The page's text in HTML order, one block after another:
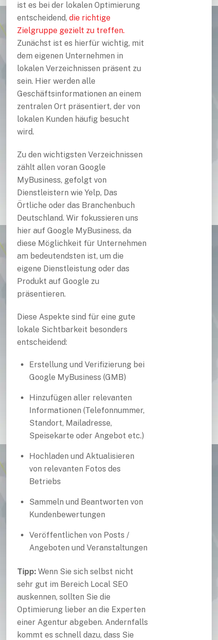
ist es bei der lokalen Optimierung
entscheidend, die richtige
Zielgruppe gezielt zu treffen.
Zunächst ist es hierfür wichtig, mit
dem eigenen Unternehmen in
lokalen Verzeichnissen präsent zu
sein. Hier werden alle
Geschäftsinformationen an einem
zentralen Ort präsentiert, der von
lokalen Kunden häufig besucht
wird.
Zu den wichtigsten Verzeichnissen
zählt allen voran Google
MyBusiness, gefolgt von
Dienstleistern wie Yelp, Das
Örtliche oder das Branchenbuch
Deutschland. Wir fokussieren uns
hier auf Google MyBusiness, da
diese Möglichkeit für Unternehmen
am bedeutendsten ist, um die
eigene Dienstleistung oder das
Produkt auf Google zu
präsentieren.
Diese Aspekte sind für eine gute
lokale Sichtbarkeit besonders
entscheidend:
Erstellung und Verifizierung bei
Google MyBusiness (GMB)
Hinzufügen aller relevanten
Informationen (Telefonnummer,
Standort, Mailadresse,
Speisekarte oder Angebot etc.)
Hochladen und Aktualisieren
von relevanten Fotos des
Betriebs
Sammeln und Beantworten von
Kundenbewertungen
Veröffentlichen von Posts /
Angeboten und Veranstaltungen
Tipp:Wenn Sie sich selbst nicht
sehr gut im Bereich Local SEO
auskennen, sollten Sie die
Optimierung lieber an die Experten
einer Agentur abgeben. Andernfalls
kommt es schnell dazu, dass Sie